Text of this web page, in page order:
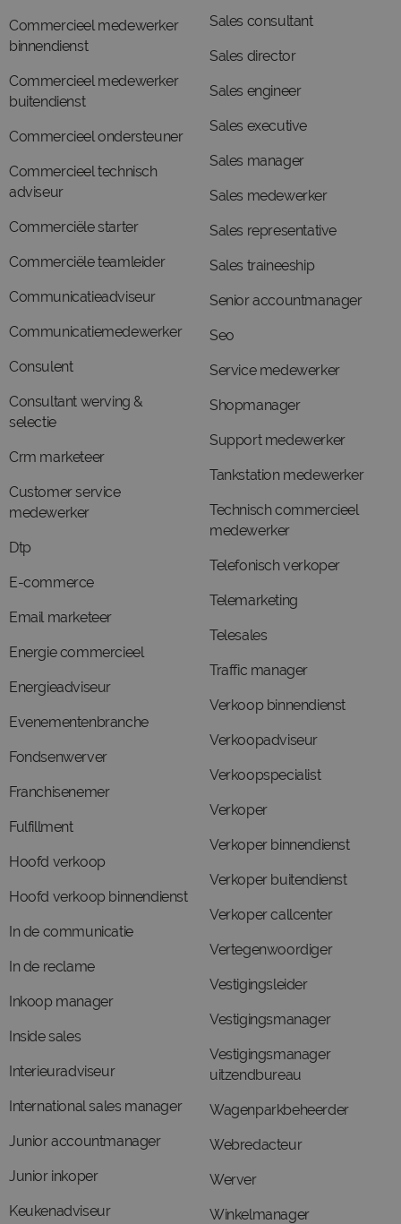
Commercieel medewerker
binnendienst
Commercieel medewerker
buitendienst
Commercieel ondersteuner
Commercieel technisch
adviseur
Commerciële starter
Commerciële teamleider
Communicatieadviseur
Communicatiemedewerker
Consulent
Consultant werving &
selectie
Crm marketeer
Customer service
medewerker
Dtp
E-commerce
Email marketeer
Energie commercieel
Energieadviseur
Evenementenbranche
Fondsenwerver
Franchisenemer
Fulfillment
Hoofd verkoop
Hoofd verkoop binnendienst
In de communicatie
In de reclame
Inkoop manager
Inside sales
Interieuradviseur
International sales manager
Junior accountmanager
Junior inkoper
Keukenadviseur
Sales consultant
Sales director
Sales engineer
Sales executive
Sales manager
Sales medewerker
Sales representative
Sales traineeship
Senior accountmanager
Seo
Service medewerker
Shopmanager
Support medewerker
Tankstation medewerker
Technisch commercieel
medewerker
Telefonisch verkoper
Telemarketing
Telesales
Traffic manager
Verkoop binnendienst
Verkoopadviseur
Verkoopspecialist
Verkoper
Verkoper binnendienst
Verkoper buitendienst
Verkoper callcenter
Vertegenwoordiger
Vestigingsleider
Vestigingsmanager
Vestigingsmanager
uitzendbureau
Wagenparkbeheerder
Webredacteur
Werver
Winkelmanager